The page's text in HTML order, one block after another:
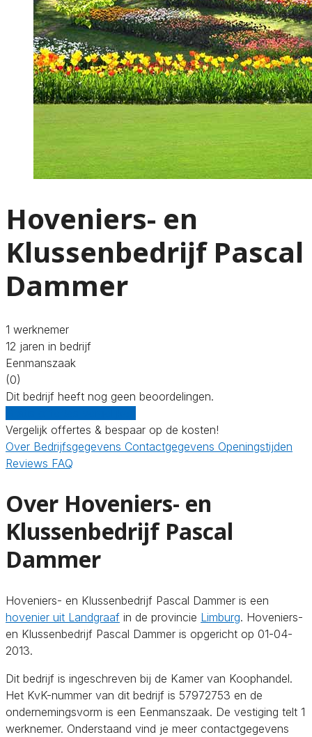
Hoveniers- en
Klussenbedrijf Pascal
Dammer
1 werknemer
12 jaren in bedrijf
Eenmanszaak
(0)
Dit bedrijf heeft nog geen beoordelingen.
Vergelijk offertes & bespaar op de kosten!
Over Bedrijfsgegevens Contactgegevens Openingstijden
Reviews FAQ
Over Hoveniers- en
Klussenbedrijf Pascal
Dammer
Hoveniers- en Klussenbedrijf Pascal Dammer is een
hovenier uit Landgraaf in de provincie Limburg. Hoveniers-
en Klussenbedrijf Pascal Dammer is opgericht op 01-04-
2013.
Dit bedrijf is ingeschreven bij de Kamer van Koophandel.
Het KvK-nummer van dit bedrijf is 57972753 en de
ondernemingsvorm is een Eenmanszaak. De vestiging telt 1
werknemer. Onderstaand vind je meer contactgegevens